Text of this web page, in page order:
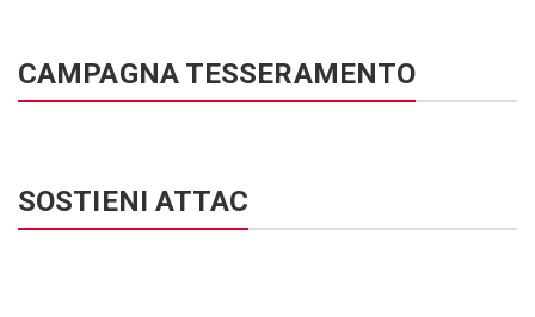
CAMPAGNA TESSERAMENTO
SOSTIENI ATTAC